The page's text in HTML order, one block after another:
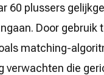
60 plussers
Door gebruik
matching-
verwachten die